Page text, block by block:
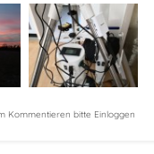
Kommentieren bitte Einloggen